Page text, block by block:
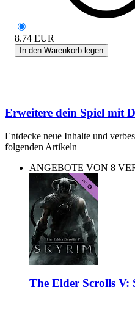
8.74 EUR
In den Warenkorb legen
Erweitere dein Spiel mit
Entdecke neue Inhalte und
folgenden Artikeln
ANGEBOTE VON 8
The Elder Scrolls V: